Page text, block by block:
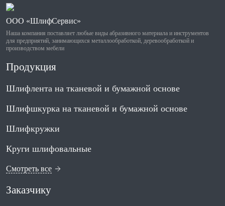
ООО «ШлифСервис»
Наша компания поставляет любые виды абразивного материала и инструментов
для предприятий, занимающихся металлообработкой, деревообработкой и
производством мебели
Продукция
Шлифлента на тканевой и бумажной основе
Шлифшкурка на тканевой и бумажной основе
Шлифкружки
Круги шлифовальные
Смотреть все
Заказчику